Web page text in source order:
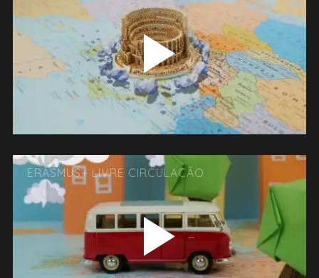
ERASMUS+ LIVRE CIRCULAÇÃO